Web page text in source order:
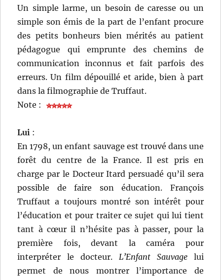
Un simple larme, un besoin de caresse ou un
simple son émis de la part de l’enfant procure
des petits bonheurs bien mérités au patient
pédagogue qui emprunte des chemins de
communication inconnus et fait parfois des
erreurs. Un film dépouillé et aride, bien à part
dans la filmographie de Truffaut.
Note :
Lui :
En 1798, un enfant sauvage est trouvé dans une
forêt du centre de la France. Il est pris en
charge par le Docteur Itard persuadé qu’il sera
possible de faire son éducation. François
Truffaut a toujours montré son intérêt pour
l’éducation et pour traiter ce sujet qui lui tient
tant à cœur il n’hésite pas à passer, pour la
première fois, devant la caméra pour
interpréter le docteur. L’Enfant Sauvagelui
permet de nous montrer l’importance de